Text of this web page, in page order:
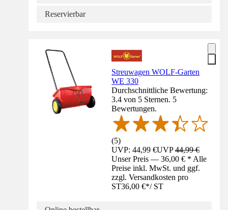
Reservierbar
Streuwagen WOLF-Garten
WE 330
Durchschnittliche Bewertung:
3.4 von 5 Sternen. 5
Bewertungen.
(5)
UVP: 44,99 €UVP44,99 €
Unser Preis — 36,00 € * Alle
Preise inkl. MwSt. und ggf.
zzgl. Versandkosten pro
ST36,00 €*/ ST